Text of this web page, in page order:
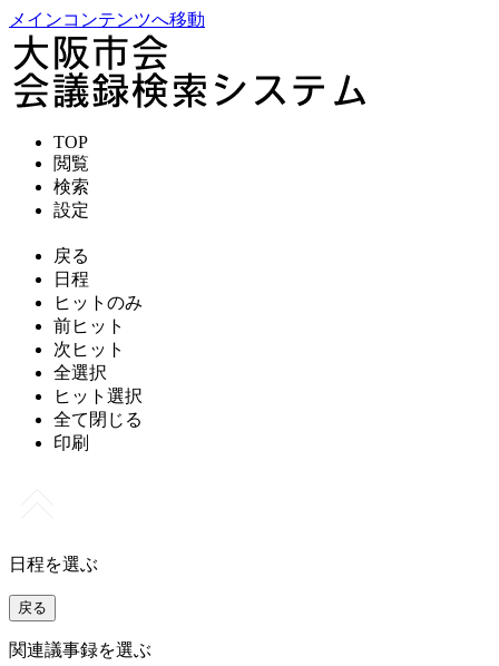
メインコンテンツへ移動
TOP
閲覧
検索
設定
戻る
日程
ヒットのみ
前ヒット
次ヒット
全選択
ヒット選択
全て閉じる
印刷
日程を選ぶ
戻る
関連議事録を選ぶ